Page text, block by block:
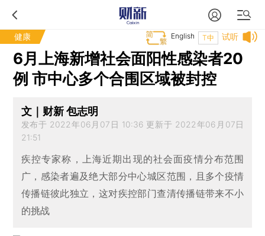
健康 试听
T中
English
6月上海新增社会面阳性感染者20
例 市中心多个合围区域被封控
文｜财新 包志明
发布于 2022年06月07日 10:36 更新于 2022年06月07日
21:51
疾控专家称，上海近期出现的社会面疫情分布范围
广，感染者遍及绝大部分中心城区范围，且多个疫情
传播链彼此独立，这对疾控部门查清传播链带来不小
的挑战